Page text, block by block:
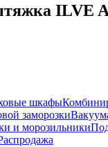
ILVE
шкафы
заморозки
и морозильники